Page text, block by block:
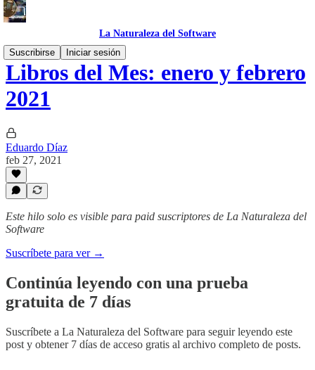
La Naturaleza del Software
Suscribirse
Iniciar sesión
Libros del Mes: enero y febrero
2021
Eduardo Díaz
feb 27, 2021
Este hilo solo es visible para paid suscriptores de La Naturaleza del
Software
Suscríbete para ver →
Continúa leyendo con una prueba
gratuita de 7 días
Suscríbete a La Naturaleza del Software para seguir leyendo este
post y obtener 7 días de acceso gratis al archivo completo de posts.